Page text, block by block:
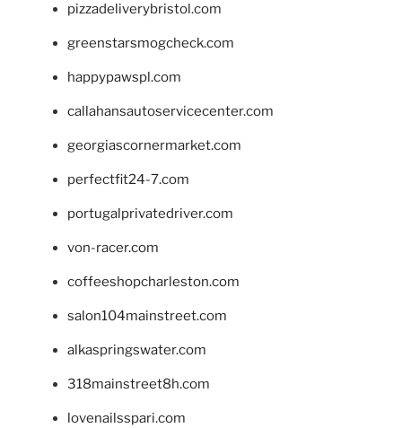
pizzadeliverybristol.com
greenstarsmogcheck.com
happypawspl.com
callahansautoservicecenter.com
georgiascornermarket.com
perfectfit24-7.com
portugalprivatedriver.com
von-racer.com
coffeeshopcharleston.com
salon104mainstreet.com
alkaspringswater.com
318mainstreet8h.com
lovenailsspari.com